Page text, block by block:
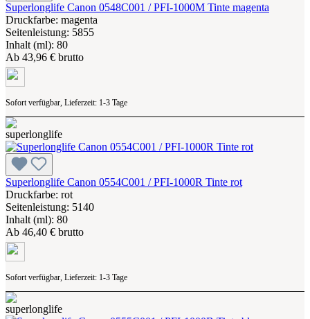
Superlonglife Canon 0548C001 / PFI-1000M Tinte magenta
Druckfarbe: magenta
Seitenleistung: 5855
Inhalt (ml): 80
Ab 43,96 € brutto
Sofort verfügbar, Lieferzeit: 1-3 Tage
Superlonglife Canon 0554C001 / PFI-1000R Tinte rot
Druckfarbe: rot
Seitenleistung: 5140
Inhalt (ml): 80
Ab 46,40 € brutto
Sofort verfügbar, Lieferzeit: 1-3 Tage